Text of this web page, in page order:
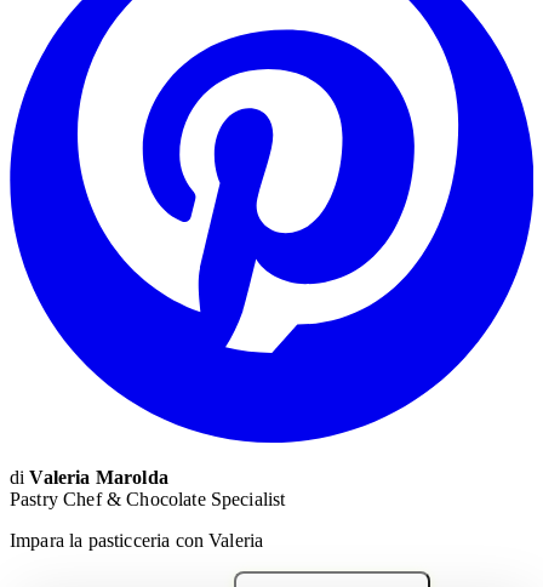
diValeria Marolda
Pastry Chef & Chocolate Specialist
Impara la pasticceria con Valeria